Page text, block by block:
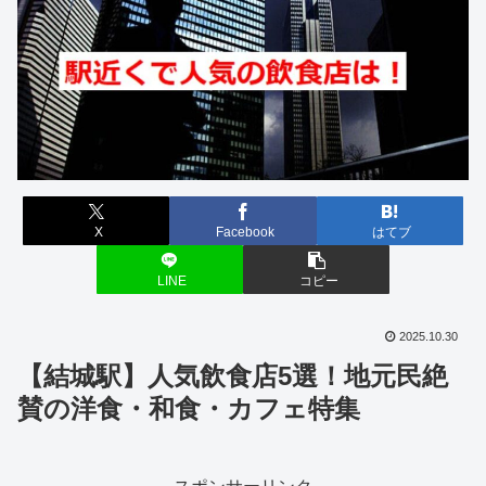
X Facebook はてブ
LINE コピー
2025.10.30
【結城駅】人気飲食店5選！地元民絶
賛の洋食・和食・カフェ特集